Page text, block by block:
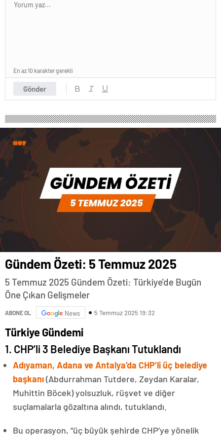
Gönder
En az 10 karakter gerekli
Gündem Özeti: 5 Temmuz 2025
5 Temmuz 2025 Gündem Özeti: Türkiye'de Bugün
Öne Çıkan Gelişmeler
ABONE OL News 5 Temmuz 2025 19:32
Türkiye Gündemi
1. CHP’li 3 Belediye Başkanı Tutuklandı
Adıyaman, Adana ve Antalya’da CHP’li üç belediye
başkanı(Abdurrahman Tutdere, Zeydan Karalar,
Muhittin Böcek) yolsuzluk, rüşvet ve diğer
suçlamalarla gözaltına alındı, tutuklandı.
Bu operasyon, “üç büyük şehirde CHP’ye yönelik